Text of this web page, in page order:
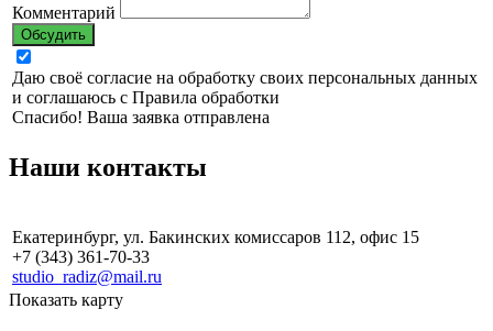
Комментарий
Обсудить
Даю своё согласие на обработку своих персональных данных
и соглашаюсь с Правила обработки
Спасибо! Ваша заявка отправлена
Наши контакты
Екатеринбург, ул. Бакинских комиссаров 112, офис 15
+7 (343) 361-70-33
studio_radiz@mail.ru
Показать карту